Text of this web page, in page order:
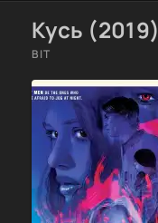
Кусь (2019)
BIT